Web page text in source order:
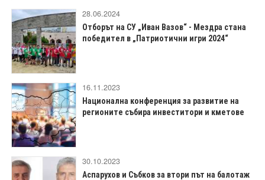
28.06.2024
Отборът на СУ „Иван Вазов“ - Мездра стана
победител в „Патриотични игри 2024“
16.11.2023
Национална конференция за развитие на
регионите събира инвеститори и кметове
30.10.2023
Аспарухов и Събков за втори път на балотаж